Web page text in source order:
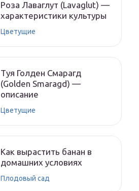
Роза Лаваглут (Lavaglut) —
характеристики культуры
Цветущие
Туя Голден Смарагд
(Golden Smaragd) —
описание
Цветущие
Как вырастить банан в
домашних условиях
Плодовый сад